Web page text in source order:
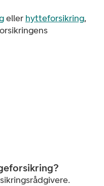
eller hytteforsikring,